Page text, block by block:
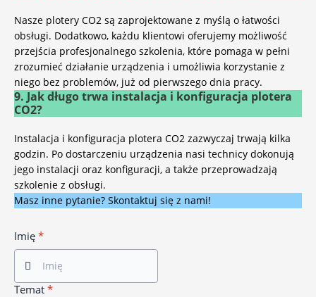
Nasze plotery CO2 są zaprojektowane z myślą o łatwości
obsługi. Dodatkowo, każdu klientowi oferujemy możliwość
przejścia profesjonalnego szkolenia, które pomaga w pełni
zrozumieć działanie urządzenia i umożliwia korzystanie z
niego bez problemów, już od pierwszego dnia pracy.
9. Jak długo trwa instalacja i konfiguracja plotera
CO2?
Instalacja i konfiguracja plotera CO2 zazwyczaj trwają kilka
godzin. Po dostarczeniu urządzenia nasi technicy dokonują
jego instalacji oraz konfiguracji, a także przeprowadzają
szkolenie z obsługi.
Masz inne pytanie? Skontaktuj się z nami!
Imię *
Temat *